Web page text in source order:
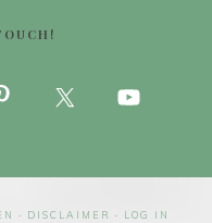
· DISCLAIMER · LOG IN